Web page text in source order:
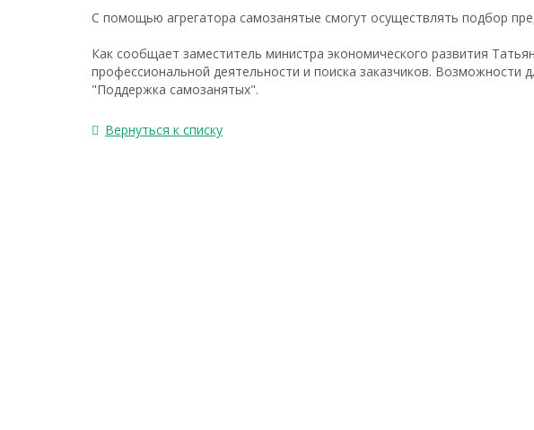
С помощью агрегатора самозанятые смогут осуществлять подбор
Как сообщает заместитель министра экономического развития
профессиональной деятельности и поиска заказчиков.
"Поддержка самозанятых".
Вернуться к списку